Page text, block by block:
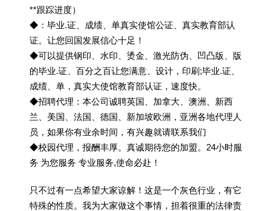
**跟踪进度）
◆：毕业.证、成绩、单真实使馆公证、真实教育部认
证。让您回国发展信心十足！
◆可以提供钢印、水印、烫金、激光防伪、凹凸版、版
的毕业.证、百分之百让您满意、设计，印刷;毕业.证、
成绩、单，真实大使馆教育部认证，速度快。
◆招聘代理：本公司诚聘英国、加拿大、澳洲、新西
兰、美国、法国、德国、新加坡欧洲，亚洲各地代理人
员，如果你有业余时间，有兴趣就请联系我们
◆校园代理，报酬丰厚。真诚期待您的加盟。24小时服
务 为您服务 专业服务,使命必赴！
只不过有一点希望大家谅解！这是一个灰色行业，有它
特殊的性质。我为大家做这个事情，担着很重的法律责